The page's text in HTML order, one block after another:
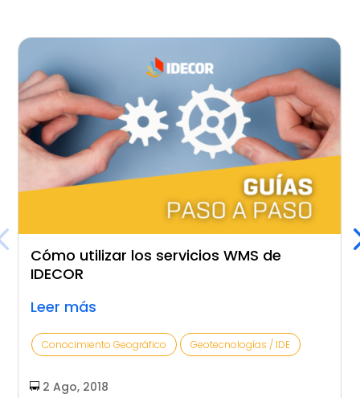
Cómo utilizar los servicios WMS de
IDECOR
Leer más
Conocimiento Geográfico Geotecnologías / IDE
2 Ago, 2018